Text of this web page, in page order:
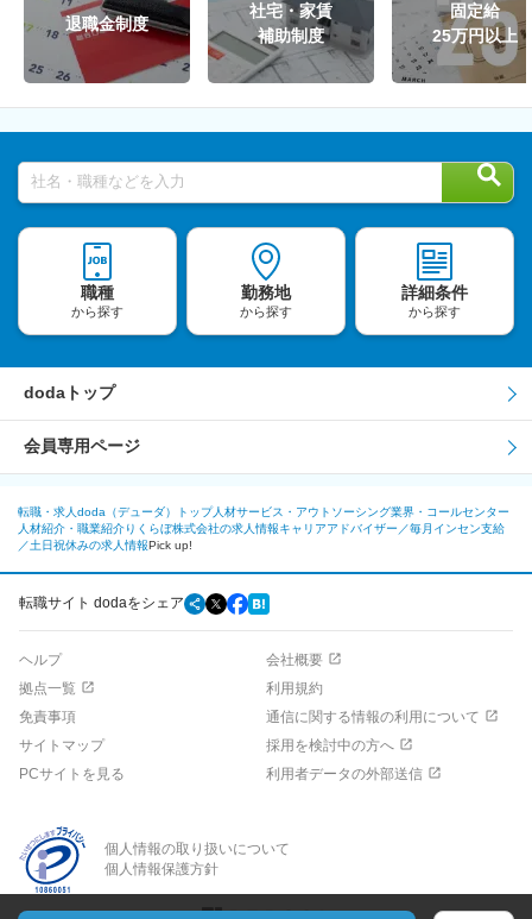
退職金制度
社宅・家賃
補助制度
固定給
25万円以上
社名・職種などを入力
職種
から探す
勤務地
から探す
詳細条件
から探す
dodaトップ
会員専用ページ
転職・求人doda（デューダ）トップ人材サービス・アウトソーシング業界・コールセンター
人材紹介・職業紹介りくらぼ株式会社の求人情報キャリアアドバイザー／毎月インセン支給
／土日祝休みの求人情報Pick up!
転職サイト dodaをシェア
ヘルプ
会社概要
拠点一覧
利用規約
免責事項
通信に関する情報の利用について
サイトマップ
採用を検討中の方へ
PCサイトを見る
利用者データの外部送信
個人情報の取り扱いについて
個人情報保護方針